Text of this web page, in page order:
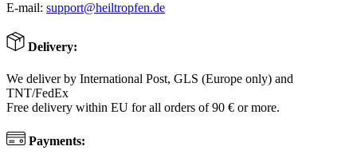
E-mail: support@heiltropfen.de
Delivery:
We deliver by International Post, GLS (Europe only) and
TNT/FedEx
Free delivery within EU for all orders of 90 € or more.
Payments: